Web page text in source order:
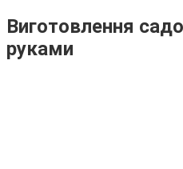
Виготовлення
руками